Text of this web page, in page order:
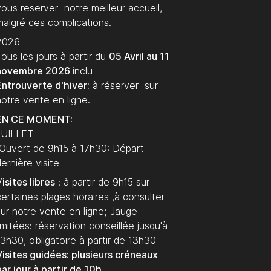
reserver notre meilleur accueil,
ces complications.
les jours à partir du 05 Avril au 11
2026 inclu
d'hiver: à réserver sur
vente en ligne.
CE MOMENT:
Ouvert de 9h15 à 17h30: Départ
visite
isites libres: à partir de 9h15 sur
plages horaires ,à consulter
notre vente en ligne; Jauge
réservation conseillée jusqu'à
obligatoire à partir de 13h30
guidées: plusieurs créneaux